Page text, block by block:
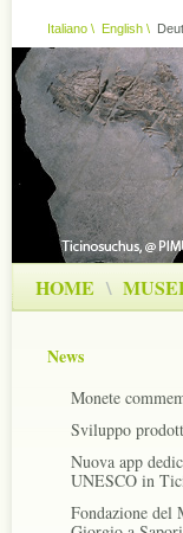
Italiano \ English \
HOME \
News
Monete
Sviluppo
Nuova app
UNESCO in
Fondazione del